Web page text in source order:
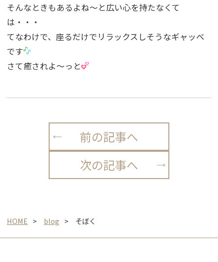
そんなときもあるよね〜と広い心を持たなくて
は・・・
てなわけで、座るだけでリラックスしそうなギャッベ
です
さて癒されよ〜っと
前の記事へ
次の記事へ
HOME blog そぼく